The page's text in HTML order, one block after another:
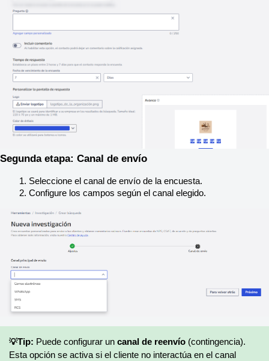
Segunda etapa: Canal de envío
Seleccione el canal de envío de la encuesta.
Configure los campos según el canal elegido.
💡Tip: Puede configurar un canal de reenvío (contingencia).
Esta opción se activa si el cliente no interactúa en el canal